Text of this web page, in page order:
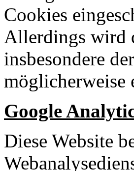
Cookies
Allerdings wird
insbesondere
möglicherweise
Google
Diese Website